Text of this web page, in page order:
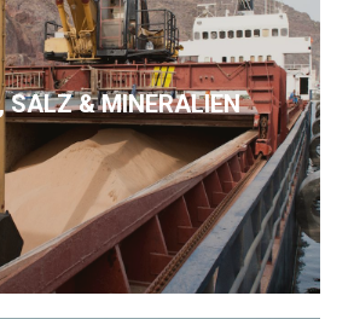
SALZ & MINERALIEN